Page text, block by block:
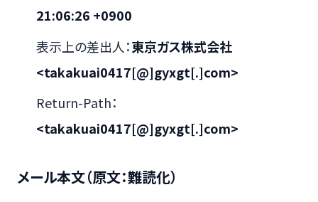
21:06:26 +0900
表示上の差出人：東京ガス株式会社
<takakuai0417[@]gyxgt[.]com>
Return-Path：
<takakuai0417[@]gyxgt[.]com>
メール本文（原文：難読化）